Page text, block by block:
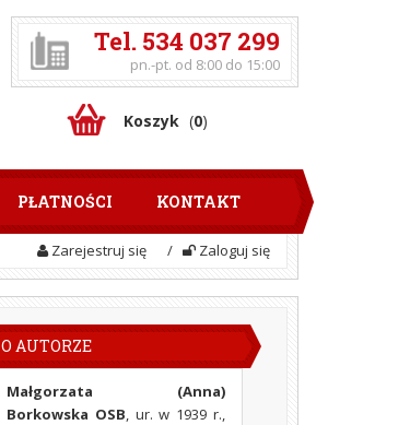
Tel. 534 037 299
pn.-pt. od 8:00 do 15:00
Koszyk (0)
PŁATNOŚCI KONTAKT
Zarejestruj się / Zaloguj się
O AUTORZE
Małgorzata (Anna)
Borkowska OSB, ur. w 1939 r.,